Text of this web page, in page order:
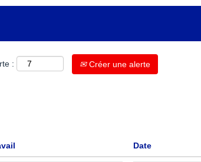
: Créer une alerte
Date